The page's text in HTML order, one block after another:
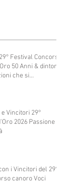
Festival Concorso
50 Anni & dintorni
che si
Vincitori 29°
2026 Passione e
i Vincitori del 29°
canoro Voci